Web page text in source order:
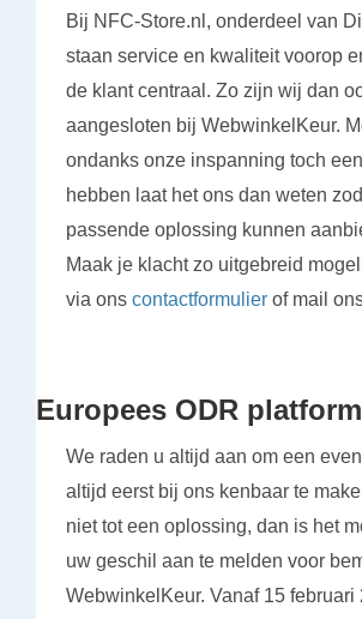
Bij NFC-Store.nl, onderdeel van
staan service en kwaliteit voorop
de klant centraal. Zo zijn wij dan
aangesloten bij WebwinkelKeur.
ondanks onze inspanning toch
hebben laat het ons dan weten
passende oplossing kunnen
Maak je klacht zo uitgebreid
via ons contactformulierof mail
Europees ODR platform
We raden u altijd aan om een
altijd eerst bij ons kenbaar te
niet tot een oplossing, dan is het
uw geschil aan te melden voor
WebwinkelKeur. Vanaf 15 februari